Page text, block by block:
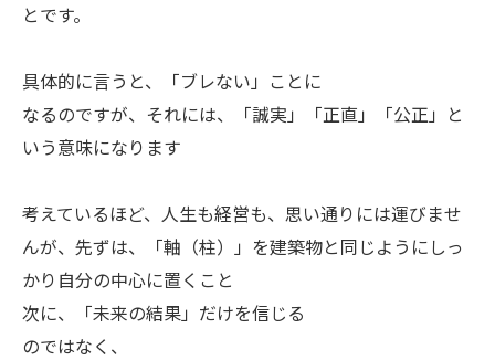
とです。
具体的に言うと、「ブレない」ことに
なるのですが、それには、「誠実」「正直」「公正」と
いう意味になります
考えているほど、人生も経営も、思い通りには運びませ
んが、先ずは、「軸（柱）」を建築物と同じようにしっ
かり自分の中心に置くこと
次に、「未来の結果」だけを信じる
のではなく、